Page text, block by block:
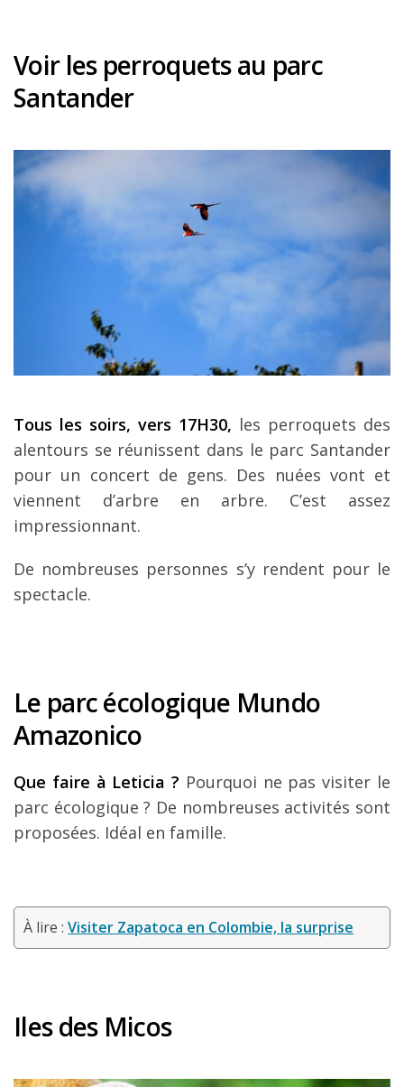
Voir les perroquets au parc
Santander
Tous les soirs, vers 17H30, les perroquets des
alentours se réunissent dans le parc Santander
pour un concert de gens. Des nuées vont et
viennent d’arbre en arbre. C’est assez
impressionnant.
De nombreuses personnes s’y rendent pour le
spectacle.
Le parc écologique Mundo
Amazonico
Que faire à Leticia ? Pourquoi ne pas visiter le
parc écologique ? De nombreuses activités sont
proposées. Idéal en famille.
À lire :Visiter Zapatoca en Colombie, la surprise
Iles des Micos